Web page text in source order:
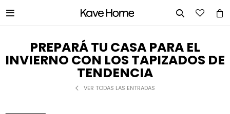
 
PREPARÁ TU CASA PARA EL
INVIERNO CON LOS TAPIZADOS DE
TENDENCIA
VER TODAS LAS ENTRADAS